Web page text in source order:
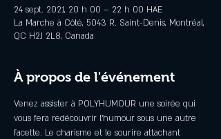
24 sept. 2021, 20 h 00 – 22 h 00 HAE
La Marche à Côté, 5043 R. Saint-Denis, Montréal,
QC H2J 2L8, Canada
À propos de l'événement
Venez assister à POLYHUMOUR une soirée qui
vous fera redécouvrir l'humour sous une autre
facette. Le charisme et le sourire attachant